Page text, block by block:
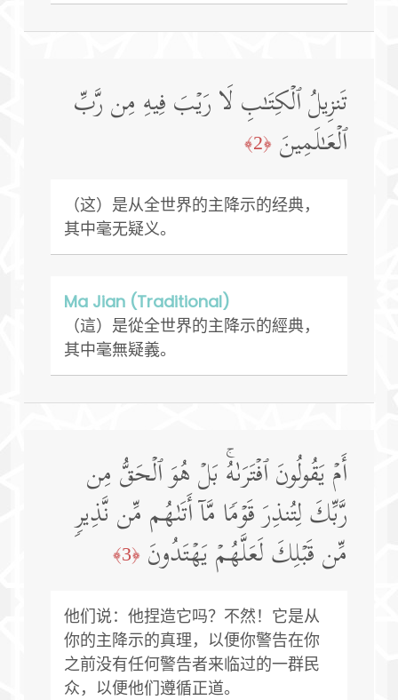
تَنزِیلُ ٱلۡكِتَـٰبِ لَا رَیۡبَ فِیهِ مِن رَّبِّ
ٱلۡعَـٰلَمِینَ ﴿2﴾
（这）是从全世界的主降示的经典，
其中毫无疑义。
Ma Jian (Traditional)
（這）是從全世界的主降示的經典，
其中毫無疑義。
أَمۡ یَقُولُونَ ٱفۡتَرَىٰهُۚ بَلۡ هُوَ ٱلۡحَقُّ مِن
رَّبِّكَ لِتُنذِرَ قَوۡمࣰا مَّاۤ أَتَىٰهُم مِّن نَّذِیرࣲ
مِّن قَبۡلِكَ لَعَلَّهُمۡ یَهۡتَدُونَ ﴿3﴾
他们说：他捏造它吗？不然！它是从
你的主降示的真理，以便你警告在你
之前没有任何警告者来临过的一群民
众，以便他们遵循正道。